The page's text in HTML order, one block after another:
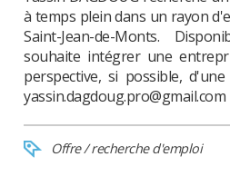
à temps plein dans un rayon
Saint-Jean-de-Monts.
souhaite intégrer une
perspective, si possible,
yassin.dagdoug.pro@gmail.com
Offre / recherche d'emploi